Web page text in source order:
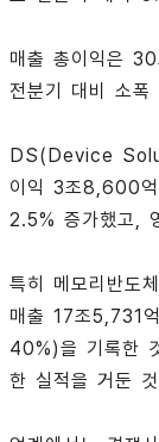
매출 총이익은
전분기 대비 소폭
DS(Device
이익 3조8,600억
2.5% 증가했고,
특히 메모리반도
매출 17조5,731
40%)을 기록한
한 실적을 거둔